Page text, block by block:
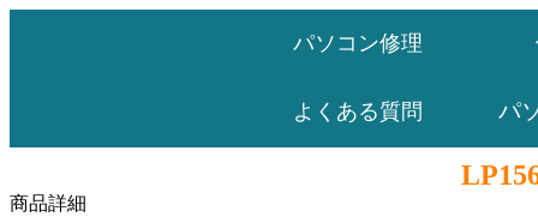
パソコン修理
よくある質問 パ
商品詳細